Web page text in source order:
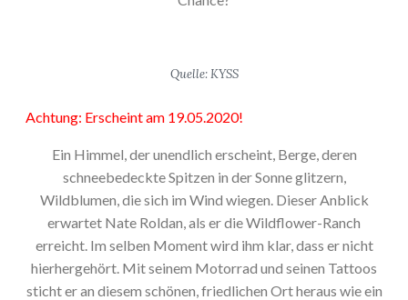
Quelle: KYSS
Achtung: Erscheint am 19.05.2020!
Ein Himmel, der unendlich erscheint, Berge, deren
schneebedeckte Spitzen in der Sonne glitzern,
Wildblumen, die sich im Wind wiegen. Dieser Anblick
erwartet Nate Roldan, als er die Wildflower-Ranch
erreicht. Im selben Moment wird ihm klar, dass er nicht
hierhergehört. Mit seinem Motorrad und seinen Tattoos
sticht er an diesem schönen, friedlichen Ort heraus wie ein